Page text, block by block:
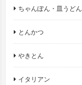
ちゃんぽん・皿うどん
とんかつ
やきとん
イタリアン